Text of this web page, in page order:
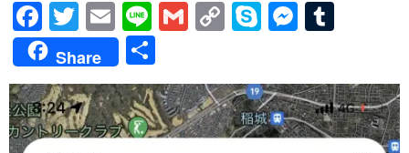
Facebook
Twitter
EmailLineGmailCopySkype
Share
有